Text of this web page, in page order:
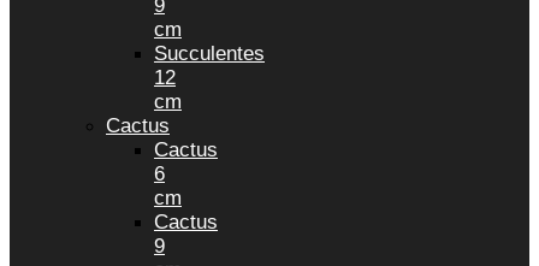
9
cm
Succulentes
12
cm
Cactus
Cactus
6
cm
Cactus
9